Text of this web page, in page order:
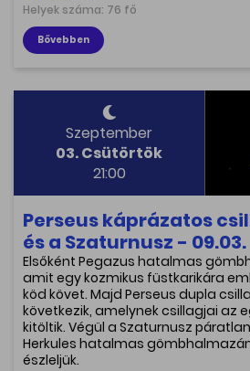
Helyek száma: 76 fő
Bővebben
Szeptember
03. Csütörtök
21:00
Perseus káprázatos
és a Szaturnusz - 09.03.
Elsőként Pegazus hatalmas
amit egy kozmikus füstkarikára
köd követ. Majd Perseus dupla
következik, amelynek csillagjai az
kitöltik. Végül a Szaturnusz
Herkules hatalmas
észleljük.